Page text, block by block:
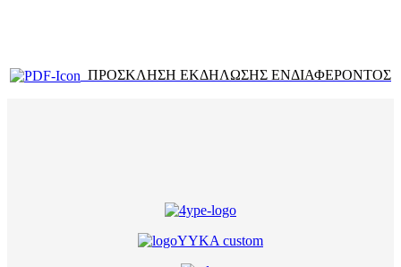
ΠΡΟΣΚΛΗΣΗ ΕΚΔΗΛΩΣΗΣ ΕΝΔΙΑΦΕΡΟΝΤΟΣ